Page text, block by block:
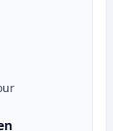
LC1100M